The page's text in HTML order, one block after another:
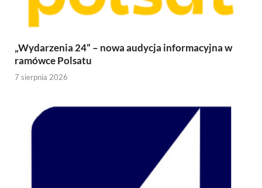
„Wydarzenia 24” – nowa audycja informacyjna w
ramówce Polsatu
7 sierpnia 2026